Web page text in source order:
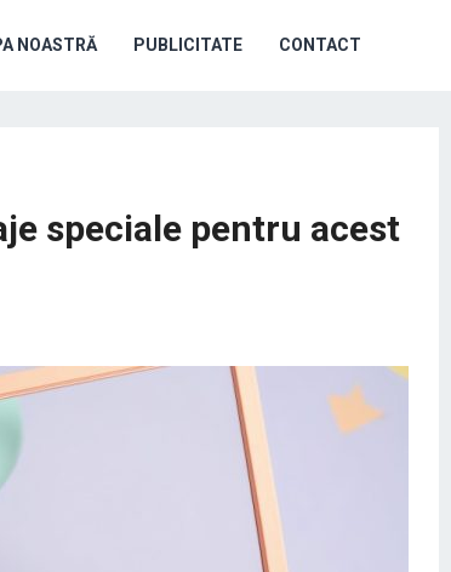
NOASTRĂ PUBLICITATE CONTACT
speciale pentru acest